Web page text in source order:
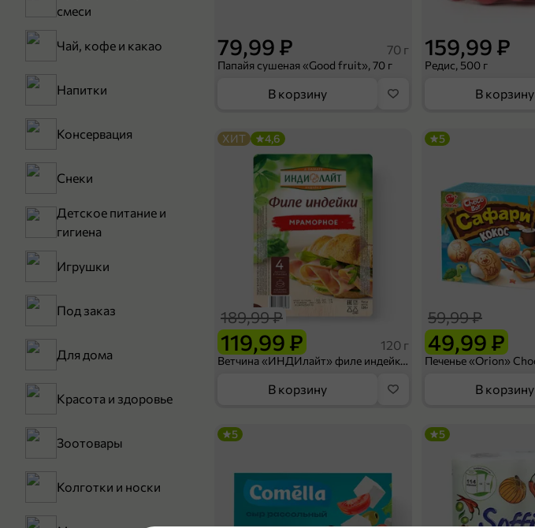
смеси
Чай, кофе и какао
Напитки
Консервация
Снеки
Детское питание и
гигиена
Игрушки
Под заказ
Для дома
Красота и здоровье
Зоотовары
Колготки и носки
79,99 ₽ 70 г
Папайя сушеная «Good fruit», 70 г
В корзину
159,99 ₽
Редис, 500 г
В корзину
119,99 ₽
189,99 ₽
120 г
Ветчина «ИНДИлайт» филе индейки Мраморное, в нарезке, 120 г
ХИТ 4,6
В корзину
49,99 ₽
59,99 ₽
5
В корзину
5 5